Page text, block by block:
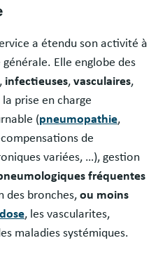
a étendu son activité à
Elle englobe des
, infectieuses, vasculaires,
prise en charge
(pneumopathie,
de
variées, …), gestion
fréquentes
des bronches, ou moins
, les vascularites,
maladies systémiques.